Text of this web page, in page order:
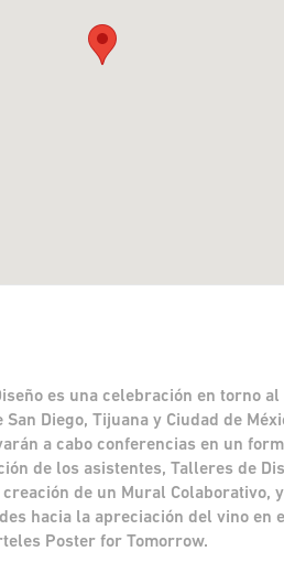
es una celebración en torno
Diego, Tijuana y Ciudad de
a cabo conferencias en un
de los asistentes, Talleres de
de un Mural Colaborativo,
hacia la apreciación del vino en
Poster for Tomorrow.